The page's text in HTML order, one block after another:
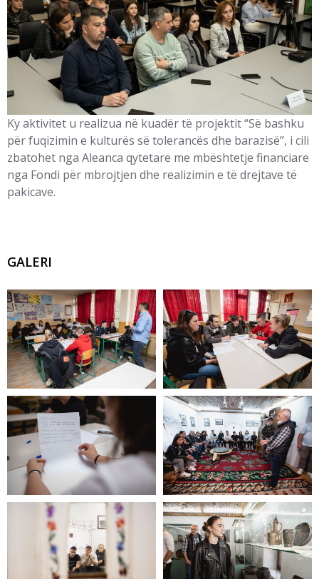
Ky aktivitet u realizua në kuadër të projektit “Së bashku
për fuqizimin e kulturës së tolerancës dhe barazisë”, i cili
zbatohet nga Aleanca qytetare me mbështetje financiare
nga Fondi për mbrojtjen dhe realizimin e të drejtave të
pakicave.
GALERI